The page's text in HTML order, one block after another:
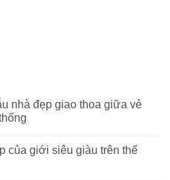
nhà đẹp giao thoa giữa vẻ
của giới siêu giàu trên thế